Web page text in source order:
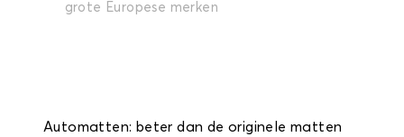
grote Europese merken
Automatten: beter dan de originele matten